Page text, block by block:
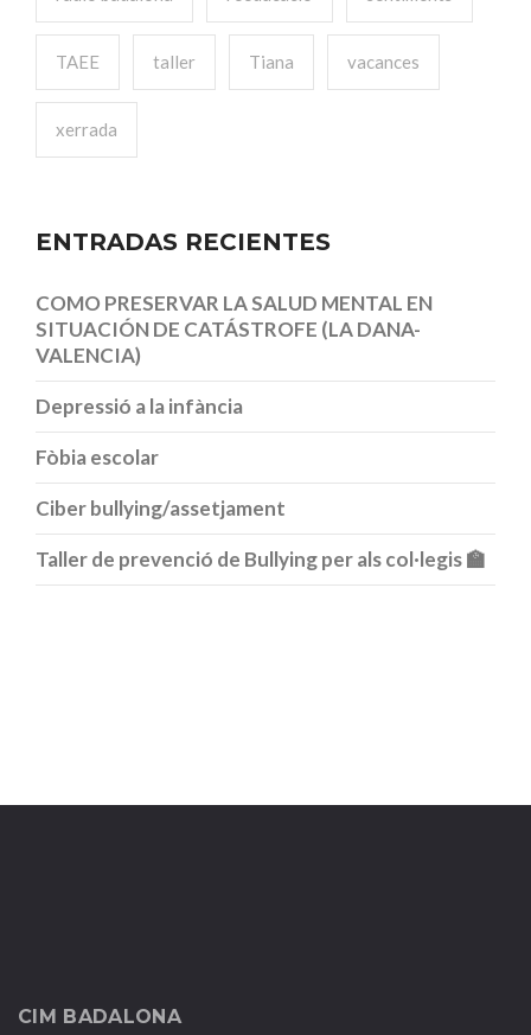
TAEE taller Tiana vacances
xerrada
ENTRADAS RECIENTES
COMO PRESERVAR LA SALUD MENTAL EN
SITUACIÓN DE CATÁSTROFE (LA DANA-
VALENCIA)
Depressió a la infància
Fòbia escolar
Ciber bullying/assetjament
Taller de prevenció de Bullying per als col·legis 🏫
CIM BADALONA